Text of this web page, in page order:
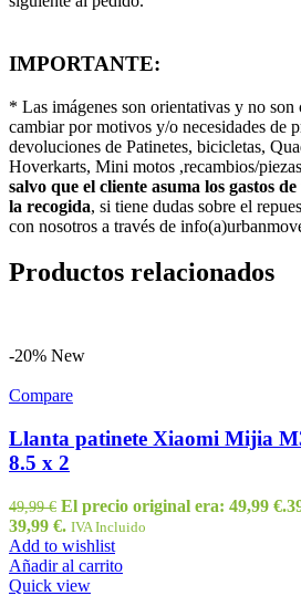
IMPORTANTE:
* Las imágenes son orientativas y no son
cambiar por motivos y/o necesidades de
devoluciones de Patinetes, bicicletas,
Hoverkarts, Mini motos ,recambios/
salvo que el cliente asuma los gastos
la recogida, si tiene dudas sobre el
con nosotros a través de
Productos relacionados
-20% New
Compare
Llanta patinete Xiaomi Mijia
8.5 x 2
49,99€ El precio original era: 49,99 €.
39,99 €. IVA Incluido
Add to wishlist
Añadir al carrito
Quick view